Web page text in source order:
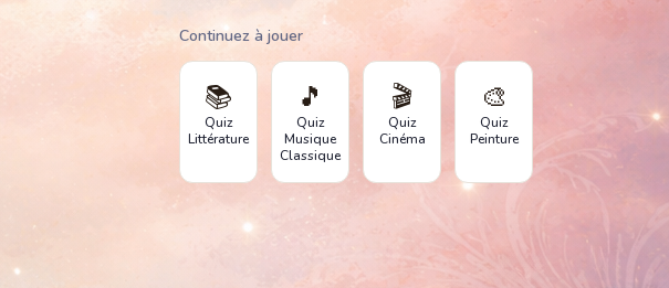
Continuez à jouer
📚
Quiz
Littérature
🎵
Quiz
Musique
Classique
🎬
Quiz
Cinéma
🎨
Quiz
Peinture